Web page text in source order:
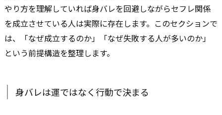
やり方を理解していれば身バレを回避しながらセフレ関係
を成立させている人は実際に存在します。このセクションで
は、「なぜ成立するのか」「なぜ失敗する人が多いのか」
という前提構造を整理します。
身バレは運ではなく行動で決まる